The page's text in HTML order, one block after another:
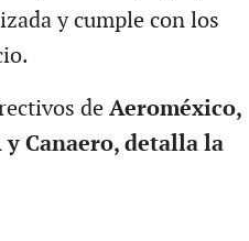
y cumple con los
deAeroméxico,
Canaero, detalla la